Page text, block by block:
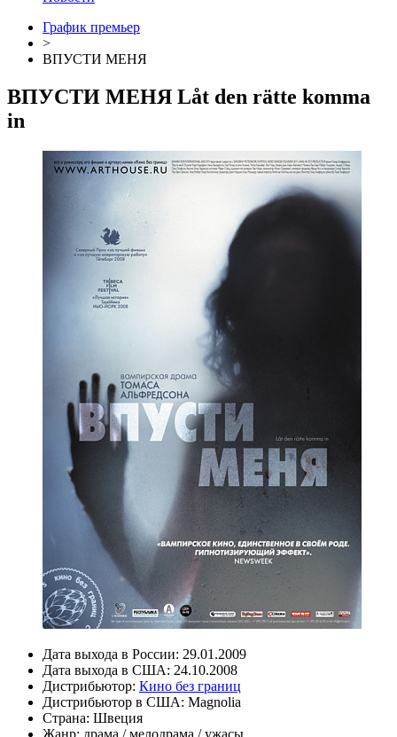
График премьер
>
ВПУСТИ МЕНЯ
ВПУСТИ МЕНЯ Låt den rätte komma
in
Дата выхода в России: 29.01.2009
Дата выхода в США: 24.10.2008
Дистрибьютор: Кино без границ
Дистрибьютор в США: Magnolia
Страна: Швеция
Жанр: драма /мелодрама /ужасы